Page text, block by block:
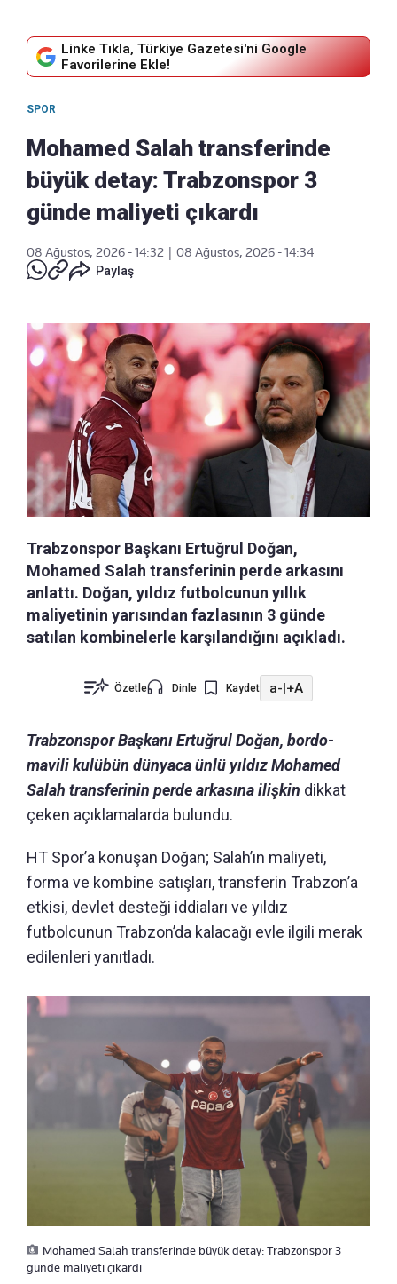
Linke Tıkla, Türkiye Gazetesi'ni Google
Favorilerine Ekle!
SPOR
Mohamed Salah transferinde
büyük detay: Trabzonspor 3
günde maliyeti çıkardı
08 Ağustos, 2026 - 14:32
08 Ağustos, 2026 - 14:34
Paylaş
Trabzonspor Başkanı Ertuğrul Doğan,
Mohamed Salah transferinin perde arkasını
anlattı. Doğan, yıldız futbolcunun yıllık
maliyetinin yarısından fazlasının 3 günde
satılan kombinelerle karşılandığını açıkladı.
Özetle Dinle Kaydet a-|+A
Trabzonspor Başkanı Ertuğrul Doğan, bordo-
mavili kulübün dünyaca ünlü yıldız Mohamed
Salah transferinin perde arkasına ilişkin dikkat
çeken açıklamalarda bulundu.
HT Spor’a konuşan Doğan; Salah’ın maliyeti,
forma ve kombine satışları, transferin Trabzon’a
etkisi, devlet desteği iddiaları ve yıldız
futbolcunun Trabzon’da kalacağı evle ilgili merak
edilenleri yanıtladı.
Mohamed Salah transferinde büyük detay: Trabzonspor 3
günde maliyeti çıkardı